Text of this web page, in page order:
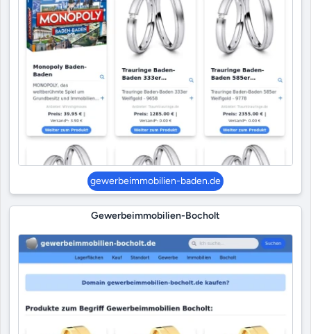
gewerbeimmobilien-baden.de
Gewerbeimmobilien-Bocholt